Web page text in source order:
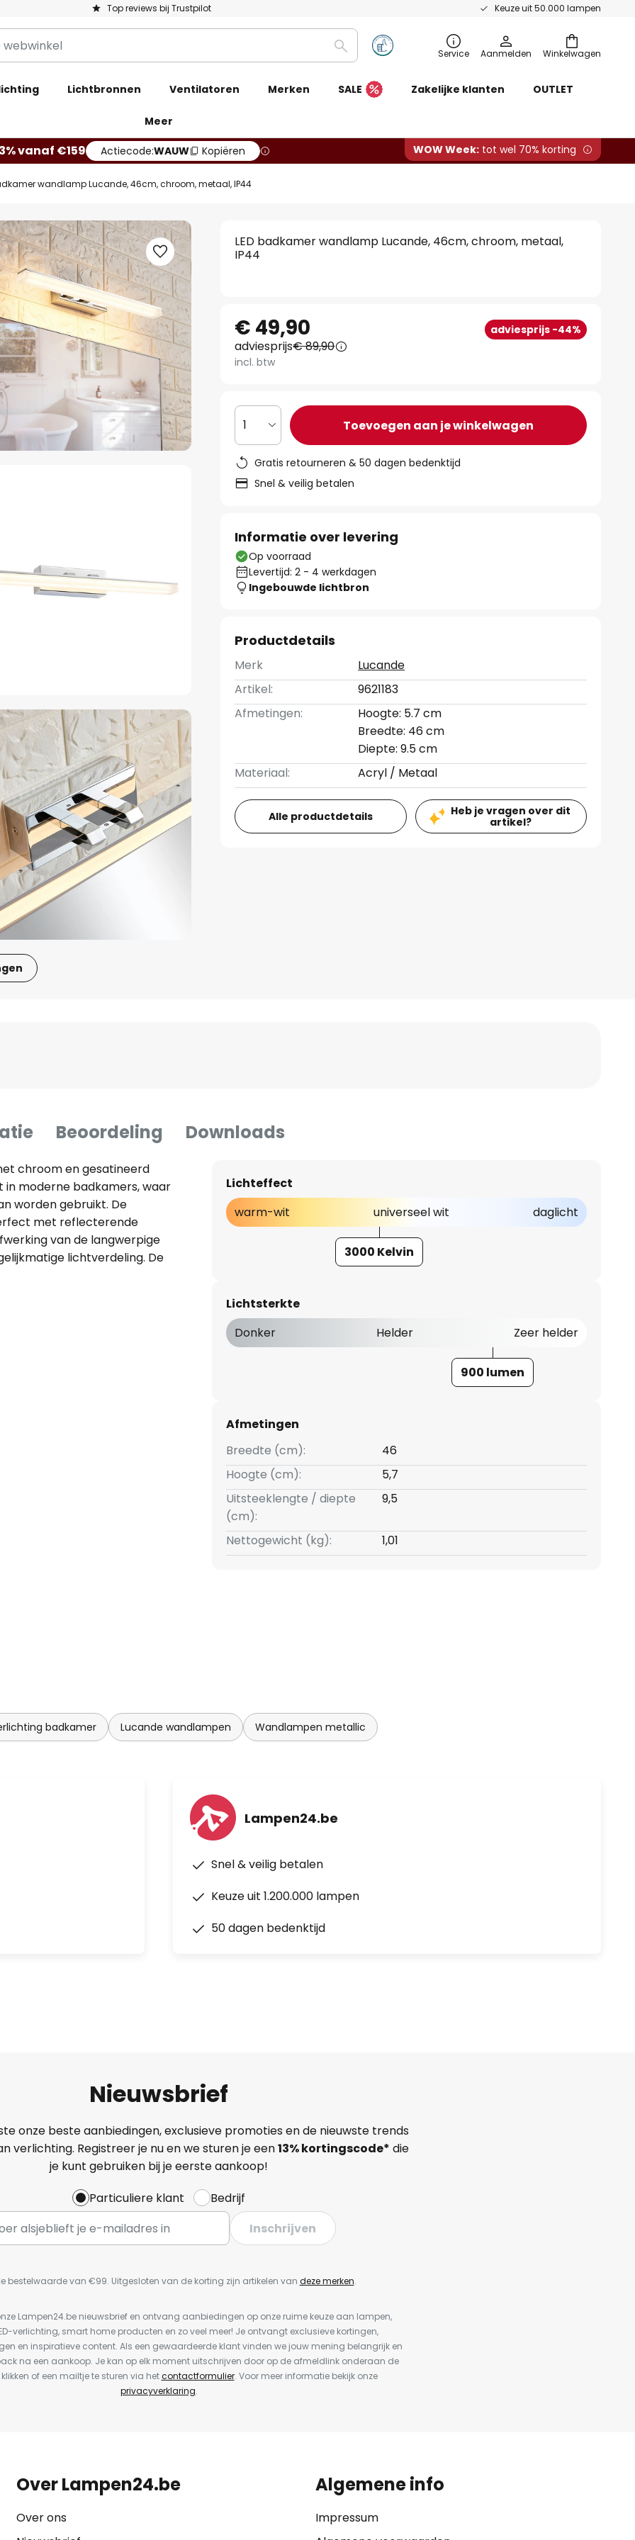
Top reviews bij Trustpilot Keuze uit 50.000 lampen
Winkelwagen
Zoeken Service Aanmelden
Lichtbronnen Ventilatoren Merken SALE Zakelijke klanten OUTLET
Meer
vanaf €159 Actiecode:WAUW Kopiëren WOW Week: tot wel 70% korting
wandlamp Lucande, 46cm, chroom, metaal, IP44
LED badkamer wandlamp Lucande, 46cm, chroom, metaal,
IP44
€ 49,90 adviesprijs -44%
adviesprijs€ 89,90
incl. btw
1 Toevoegen aan je winkelwagen
Gratis retourneren & 50 dagen bedenktijd
Snel & veilig betalen
Informatie over levering
Op voorraad
Levertijd: 2 - 4 werkdagen
Ingebouwde lichtbron
Productdetails
Merk
Lucande
Artikel:
9621183
Afmetingen:
Hoogte: 5.7 cm
Breedte: 46 cm
Diepte: 9.5 cm
Materiaal:
Acryl / Metaal
Alle productdetails
Heb je vragen over dit
artikel?
Beoordeling Downloads
chroom en gesatineerd
in moderne badkamers, waar
worden gebruikt. De
met reflecterende
van de langwerpige
lichtverdeling. De
indruk met een goede
Lichteffect
warm-wit
universeel wit daglicht
3000 Kelvin
Lichtsterkte
Donker
Helder Zeer helder
900 lumen
Afmetingen
Breedte (cm):
46
Hoogte (cm):
5,7
Uitsteeklengte / diepte
(cm):
9,5
Nettogewicht (kg): 1,01
badkamer Lucande wandlampen Wandlampen metallic
Lampen24.be
Snel & veilig betalen
Keuze uit 1.200.000 lampen
50 dagen bedenktijd
Nieuwsbrief
onze beste aanbiedingen, exclusieve promoties en de nieuwste trends
verlichting. Registreer je nu en we sturen je een13%kortingscode* die
je kunt gebruiken bij je eerste aankoop!
Particuliere klant
Bedrijf
Inschrijven
bestelwaarde van €99. Uitgesloten van de korting zijn artikelen van deze merken.
Lampen24.be nieuwsbrief en ontvang aanbiedingen op onze ruime keuze aan lampen,
verlichting, smart home producten en zo veel meer! Je ontvangt exclusieve kortingen,
en inspiratieve content. Als een gewaardeerde klant vinden we jouw mening belangrijk en
na een aankoop. Je kan op elk moment uitschrijven door op de afmeldlink onderaan de
of een mailtje te sturen via hetcontactformulier. Voor meer informatie bekijk onze
privacyverklaring.
Over Lampen24.be
Over ons
Algemene info
Impressum